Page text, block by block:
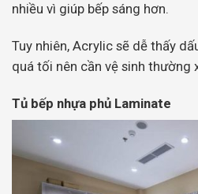
nhiều vì giúp bếp sáng hơn.
Tuy nhiên, Acrylic sẽ dễ thấy
quá tối nên cần vệ sinh thường
Tủ bếp nhựa phủ Laminate